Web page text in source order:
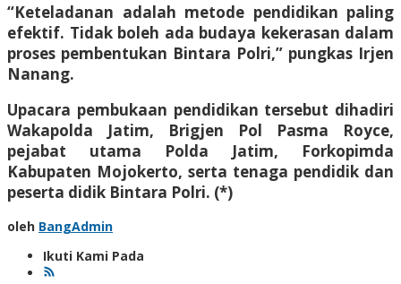
“Keteladanan adalah metode pendidikan paling
efektif. Tidak boleh ada budaya kekerasan dalam
proses pembentukan Bintara Polri,” pungkas Irjen
Nanang.
Upacara pembukaan pendidikan tersebut dihadiri
Wakapolda Jatim, Brigjen Pol Pasma Royce,
pejabat utama Polda Jatim, Forkopimda
Kabupaten Mojokerto, serta tenaga pendidik dan
peserta didik Bintara Polri. (*)
oleh BangAdmin
Ikuti Kami Pada